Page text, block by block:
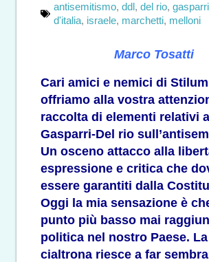
antisemitismo, ddl , del rio, gasparri
d'italia, israele, marchetti, melloni
Marco Tosatti
Cari amici e nemici di
offriamo alla vostra
raccolta di elementi relativi
Gasparri-Del rio
Un osceno attacco alla
espressione e critica che
essere garantiti dalla
Oggi la mia sensazione è
punto più basso mai
politica nel nostro Paese.
cialtrona riesce a far